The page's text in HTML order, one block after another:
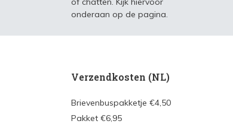
onderaan op de pagina.
Verzendkosten (NL)
Brievenbuspakketje €4,50
Pakket €6,95